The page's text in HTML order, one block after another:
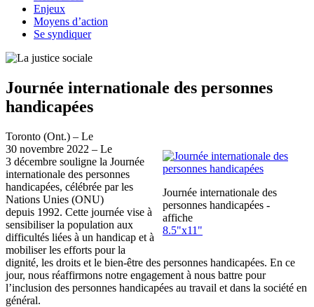
Enjeux
Moyens d’action
Se syndiquer
Journée internationale des personnes
handicapées
Journée internationale des
personnes handicapées -
affiche
8.5"x11"
Toronto (Ont.) – Le
30 novembre 2022 – Le
3 décembre souligne la Journée
internationale des personnes
handicapées, célébrée par les
Nations Unies (ONU)
depuis 1992. Cette journée vise à
sensibiliser la population aux
difficultés liées à un handicap et à
mobiliser les efforts pour la
dignité, les droits et le bien-être des personnes handicapées. En ce
jour, nous réaffirmons notre engagement à nous battre pour
l’inclusion des personnes handicapées au travail et dans la société en
général.